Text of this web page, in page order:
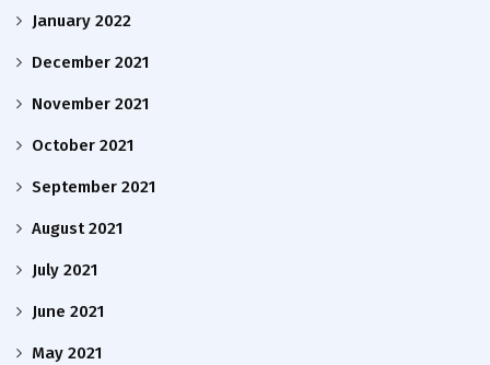
January 2022
December 2021
November 2021
October 2021
September 2021
August 2021
July 2021
June 2021
May 2021